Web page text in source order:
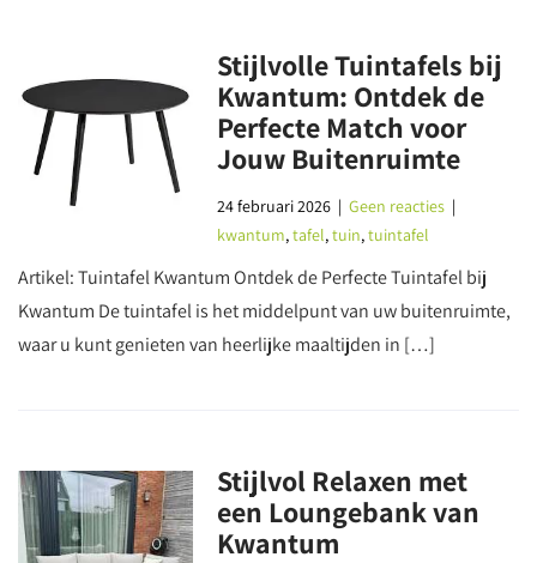
Stijlvolle Tuintafels bij
Kwantum: Ontdek de
Perfecte Match voor
Jouw Buitenruimte
24 februari 2026 |Geen reacties |
kwantum,tafel,tuin,tuintafel
Artikel: Tuintafel Kwantum Ontdek de Perfecte Tuintafel bij
Kwantum De tuintafel is het middelpunt van uw buitenruimte,
waar u kunt genieten van heerlijke maaltijden in […]
Stijlvol Relaxen met
een Loungebank van
Kwantum